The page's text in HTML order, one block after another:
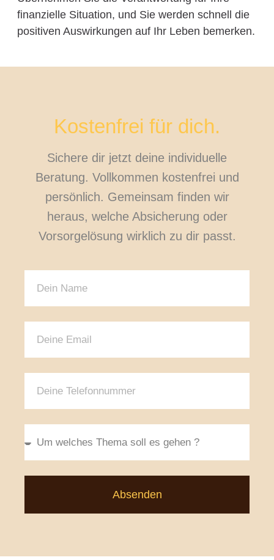
finanzielle Situation, und Sie werden schnell die
positiven Auswirkungen auf Ihr Leben bemerken.
Kostenfrei für dich.
Sichere dir jetzt deine individuelle
Beratung. Vollkommen kostenfrei und
persönlich. Gemeinsam finden wir
heraus, welche Absicherung oder
Vorsorgelösung wirklich zu dir passt.
Absenden